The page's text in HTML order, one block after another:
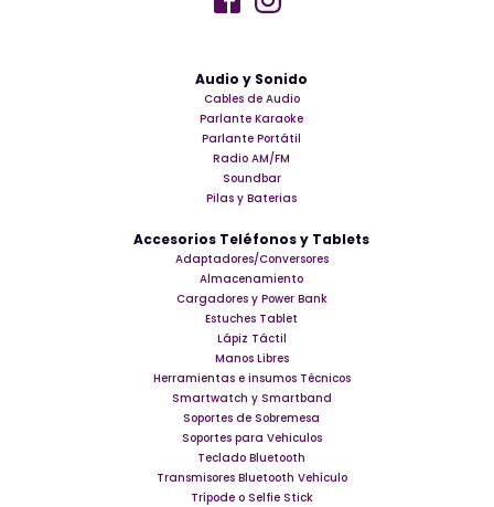
Audio y Sonido
Cables de Audio
Parlante Karaoke
Parlante Portátil
Radio AM/FM
Soundbar
Pilas y Baterias
Accesorios Teléfonos y Tablets
Adaptadores/Conversores
Almacenamiento
Cargadores y Power Bank
Estuches Tablet
Lápiz Táctil
Manos Libres
Herramientas e insumos Técnicos
Smartwatch y Smartband
Soportes de Sobremesa
Soportes para Vehiculos
Teclado Bluetooth
Transmisores Bluetooth Vehículo
Trípode o Selfie Stick